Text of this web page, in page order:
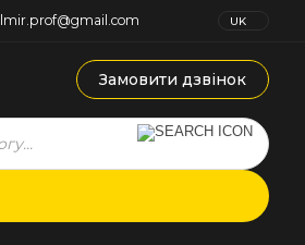
UK
Замовити дзвінок